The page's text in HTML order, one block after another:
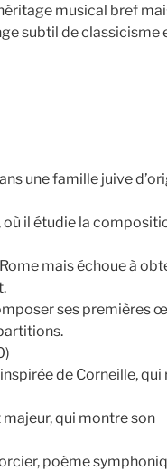
musical bref
subtil de classicisme
une famille juive
où il étudie la
mais échoue à
ses premières
de Corneille, qui
qui montre son
poème